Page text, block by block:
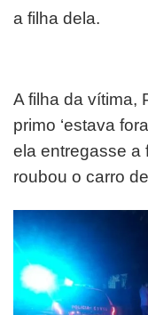
a filha dela.
A filha da vítima,
primo ‘estava
ela entregasse a
roubou o carro